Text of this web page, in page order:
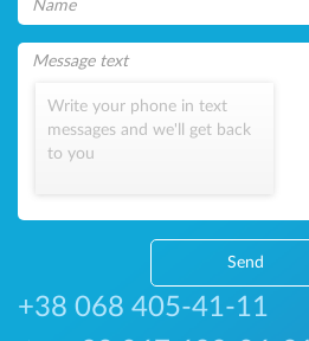
Write your phone in text
messages and we'll get back
to you
Send
+38 068 405-41-11